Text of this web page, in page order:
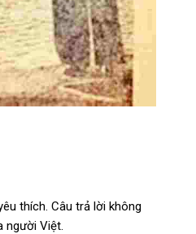
thích. Câu trả lời không
người Việt.